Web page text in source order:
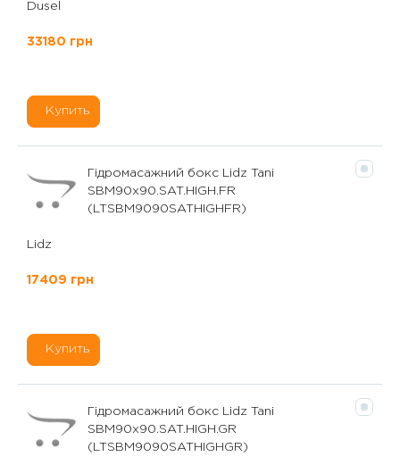
Dusel
33180 грн
Купить
Гідромасажний бокс Lidz Tani
SBM90x90.SAT.HIGH.FR
(LTSBM9090SATHIGHFR)
Lidz
17409 грн
Купить
Гідромасажний бокс Lidz Tani
SBM90x90.SAT.HIGH.GR
(LTSBM9090SATHIGHGR)